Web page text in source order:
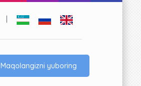
Maqolangizni yuboring